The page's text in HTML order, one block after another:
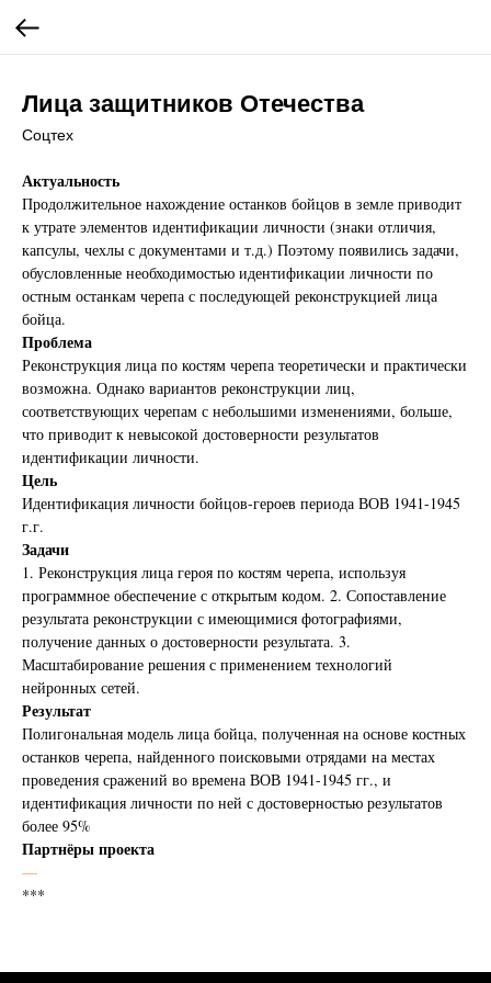
Лица защитников Отечества
Соцтех
Актуальность
Продолжительное нахождение останков бойцов в земле приводит
к утрате элементов идентификации личности (знаки отличия,
капсулы, чехлы с документами и т.д.) Поэтому появились задачи,
обусловленные необходимостью идентификации личности по
остным останкам черепа с последующей реконструкцией лица
бойца.
Проблема
Реконструкция лица по костям черепа теоретически и практически
возможна. Однако вариантов реконструкции лиц,
соответствующих черепам с небольшими изменениями, больше,
что приводит к невысокой достоверности результатов
идентификации личности.
Цель
Идентификация личности бойцов-героев периода ВОВ 1941-1945
г.г.
Задачи
1. Реконструкция лица героя по костям черепа, используя
программное обеспечение с открытым кодом. 2. Сопоставление
результата реконструкции с имеющимися фотографиями,
получение данных о достоверности результата. 3.
Масштабирование решения с применением технологий
нейронных сетей.
Результат
Полигональная модель лица бойца, полученная на основе костных
останков черепа, найденного поисковыми отрядами на местах
проведения сражений во времена ВОВ 1941-1945 гг., и
идентификация личности по ней с достоверностью результатов
более 95%
Партнёры проекта
—
***